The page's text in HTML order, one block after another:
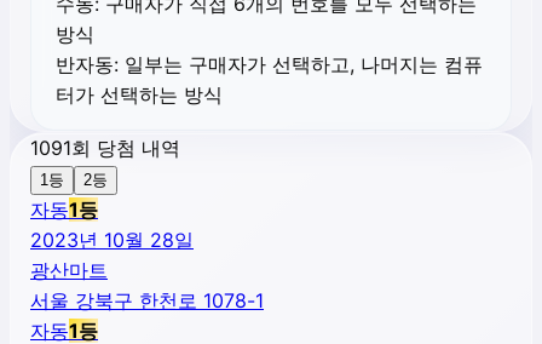
방식
반자동: 일부는 구매자가 선택하고, 나머지는 컴퓨
터가 선택하는 방식
1091회 당첨 내역
1등 2등
자동1등
2023년 10월 28일
광산마트
서울 강북구 한천로 1078-1
자동1등